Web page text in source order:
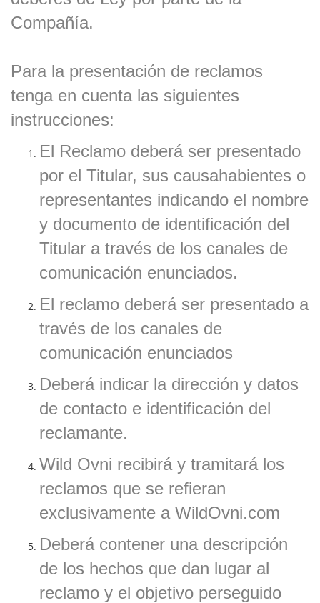
Compañía.
Para la presentación de reclamos
tenga en cuenta las siguientes
instrucciones:
El Reclamo deberá ser presentado
por el Titular, sus causahabientes o
representantes indicando el nombre
y documento de identificación del
Titular a través de los canales de
comunicación enunciados.
El reclamo deberá ser presentado a
través de los canales de
comunicación enunciados
Deberá indicar la dirección y datos
de contacto e identificación del
reclamante.
Wild Ovni recibirá y tramitará los
reclamos que se refieran
exclusivamente a WildOvni.com
Deberá contener una descripción
de los hechos que dan lugar al
reclamo y el objetivo perseguido